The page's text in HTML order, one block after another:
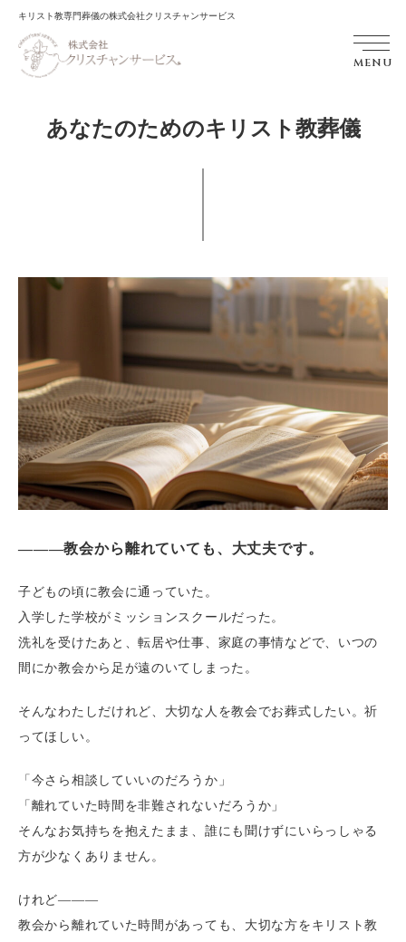
キリスト教専門葬儀の株式会社クリスチャンサービス
MENU
あなたのためのキリスト教葬儀
———教会から離れていても、大丈夫です。
子どもの頃に教会に通っていた。
入学した学校がミッションスクールだった。
洗礼を受けたあと、転居や仕事、家庭の事情などで、いつの
間にか教会から足が遠のいてしまった。
そんなわたしだけれど、大切な人を教会でお葬式したい。祈
ってほしい。
「今さら相談していいのだろうか」
「離れていた時間を非難されないだろうか」
そんなお気持ちを抱えたまま、誰にも聞けずにいらっしゃる
方が少なくありません。
けれど———
教会から離れていた時間があっても、大切な方をキリスト教